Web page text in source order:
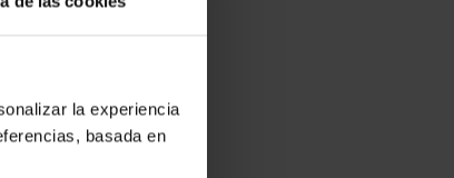
la experiencia
basada en